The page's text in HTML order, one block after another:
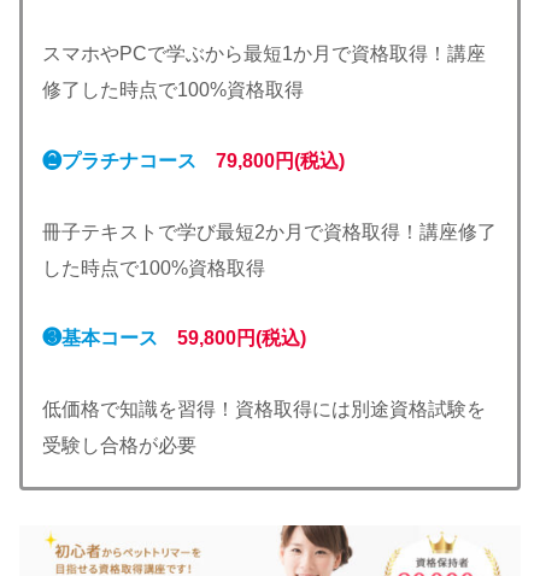
スマホやPCで学ぶから最短1か月で資格取得！講座
修了した時点で100%資格取得
❷プラチナコース 79,800円(税込)
冊子テキストで学び最短2か月で資格取得！講座修了
した時点で100%資格取得
❸基本コース 59,800円(税込)
低価格で知識を習得！資格取得には別途資格試験を
受験し合格が必要